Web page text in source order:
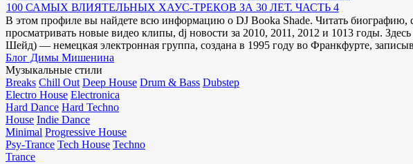
100 САМЫХ ВЛИЯТЕЛЬНЫХ ХАУС-ТРЕКОВ ЗА 30 ЛЕТ. ЧАСТЬ 4
В этом профиле вы найдете всю информацию о DJ Booka Shade. Читать биографию,
просматривать новые видео клипы, dj новости за 2010, 2011, 2012 и 1013 годы.
Шейд) — немецкая электронная группа, создана в 1995 году во Франкфурте,
Блог Димы Мишенина
Музыкальные стили
Breaks Chill Out Deep House Drum & Bass Dubstep
Electro House Electronica
Hard Dance Hard Techno
House Indie Dance
Minimal Progressive House
Psy-Trance Tech House Techno
Trance